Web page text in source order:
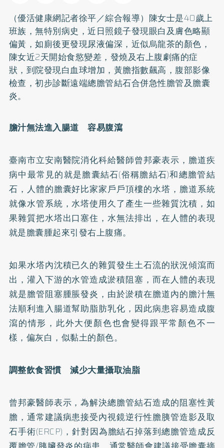
（優活健康網記者徐平／綜合報導）陳女士是40歲上
班族，無特別病史，近日照鏡子發現眼白及膚色略顯
偏黃，如廁後更發現尿液偏深，近似烏龍茶的顏色，
陳女近2天開始食慾變差，發燒及右上腹劇痛的症
狀，到院發現白血球增加，黃膽指數飆高，腹部影像
檢查，初步診斷遠端總膽管結石合併急性膽管及膽囊
炎。
膽汁無法進入腸道 容易腹瀉
臺南市立安南醫院消化科給醫師曾邦豪表示，膽道疾
病中最常見的就是膽囊結石(俗稱膽結石)和總膽管結
石，人體的膽囊好比家家戶戶頂樓的水塔，膽道系統
就像水管系統，水塔使用久了產生一些雜質沈積，如
果雜質把水塔出口塞住，水無法排出，在人體的表現
就是膽囊腫起來引發右上腹痛。
如果水塔內沈積已久的雜質發生土石流的狀況傾瀉而
出，灌入下游的水管造成淤積阻塞，而在人體的表現
就是膽管阻塞腫脹發炎，由於淤積在膽道內的膽汁無
法順利進入腸道幫助脂肪乳化，因此病患容易造成腹
瀉的情形，此外大便顏色也會變得跟平常顏色不一
樣，偏灰白，似黏土的顏色。
調整飲食習慣 減少大量攝取油脂
曾邦豪醫師表示，為解決總膽管結石造成的阻塞性黃
膽，通常建議病患接受內視鏡逆行性膽胰管造影及取
石手術(ERCP)，針對因為膽結石掉落到總膽管造成反